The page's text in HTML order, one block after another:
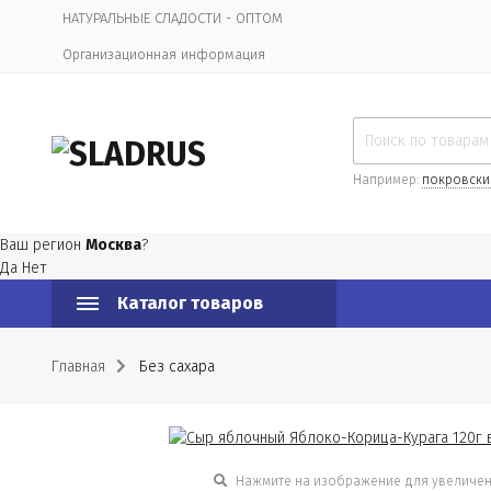
НАТУРАЛЬНЫЕ СЛАДОСТИ - ОПТОМ
Организационная информация
Например:
Ваш регион Москва?
Да Нет
Каталог товаров
Главная Без сахара
Нажмите на изображение для